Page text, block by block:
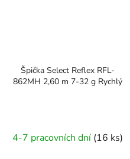
Špička Select Reflex RFL-
862MH 2,60 m 7-32 g Rychlý
4-7 pracovních dní (16 ks)